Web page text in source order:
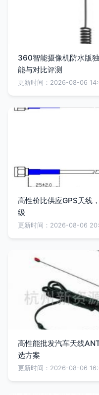
360智能摄像机防水版
能与对比评测
更新时间：2026-08-06
高性价比供应GPS天线
级
更新时间：2026-08-06
高性能批发汽车天线
选方案
更新时间：2026-08-06